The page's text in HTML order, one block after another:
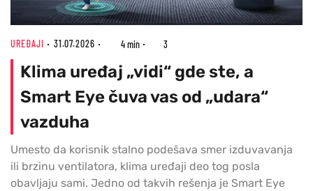
UREĐAJI 31.07.2026 4 min 3
Klima uređaj „vidi“ gde ste, a
Smart Eye čuva vas od „udara“
vazduha
Umesto da korisnik stalno podešava smer izduvavanja
ili brzinu ventilatora, klima uređaji deo tog posla
obavljaju sami. Jedno od takvih rešenja je Smart Eye